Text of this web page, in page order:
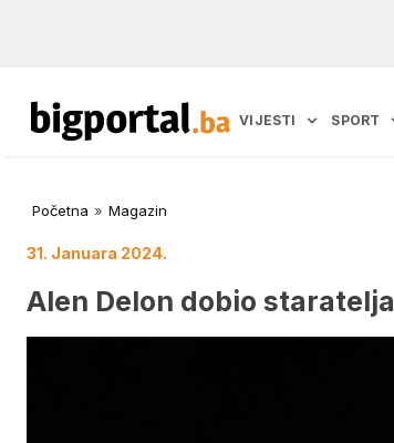
VIJESTI SPORT
Početna » Magazin
31. Januara 2024.
Alen Delon dobio staratelja